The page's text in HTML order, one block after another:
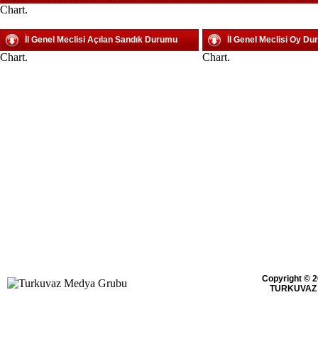
Chart.
İl Genel Meclisi Açılan Sandık Durumu
Chart.
İl Genel Meclisi Oy
Chart.
Copyright ©